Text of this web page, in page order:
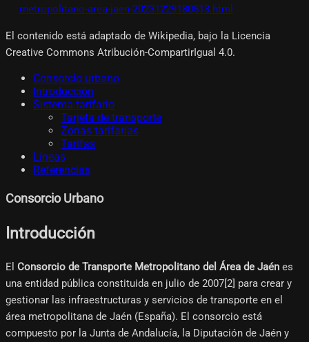
metropolitano-area-jaen-20231229180513.html
El contenido está adaptado de Wikipedia, bajo la Licencia
Creative Commons Atribución-CompartirIgual 4.0.
Consorcio urbano
Introducción
Sistema tarifario
Tarjeta de transporte
Zonas tarifarias
Tarifas
Líneas
Referencias
Consorcio Urbano
Introducción
El Consorcio de Transporte Metropolitano del Área de Jaén es
una entidad pública constituida en julio de 2007[2]​ para crear y
gestionar las infraestructuras y servicios de transporte en el
área metropolitana de Jaén (España). El consorcio está
compuesto por la Junta de Andalucía, la Diputación de Jaén y